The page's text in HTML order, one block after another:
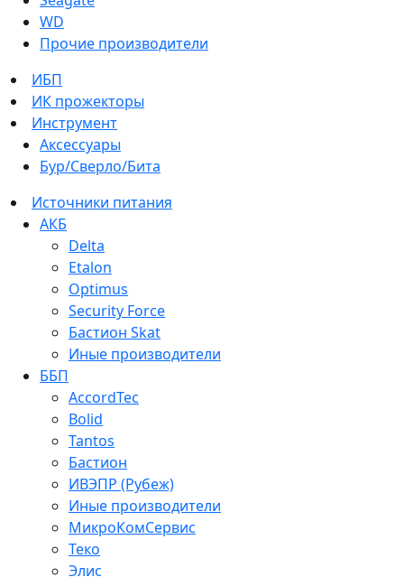
WD
Прочие производители
ИБП
ИК прожекторы
Инструмент
Аксессуары
Бур/Сверло/Бита
Источники питания
АКБ
Delta
Etalon
Optimus
Security Force
Бастион Skat
Иные производители
ББП
AccordTec
Bolid
Tantos
Бастион
ИВЭПР (Рубеж)
Иные производители
МикроКомСервис
Теко
Элис